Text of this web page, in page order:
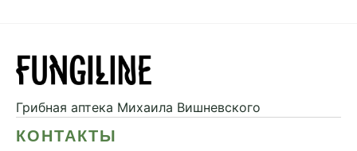
Грибная аптека Михаила Вишневского
КОНТАКТЫ